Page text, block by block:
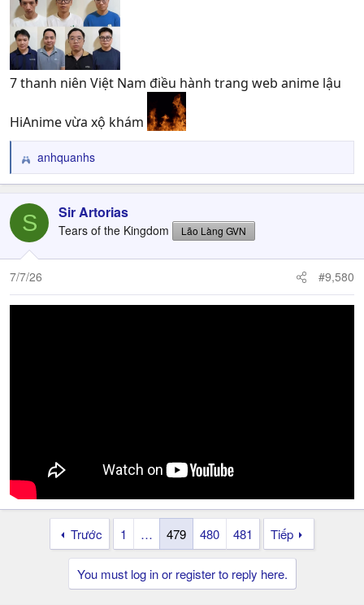
7 thanh niên Việt Nam điều hành trang web anime lậu
HiAnime vừa xộ khám
R
e
c
i
o
n
:
anhquanhs
S Sir Artorias
Tears of the Kingdom Lão Làng GVN
7/7/26 #9,580
Trước 1 … 479 480 481 Tiếp
You must log in or register to reply here.